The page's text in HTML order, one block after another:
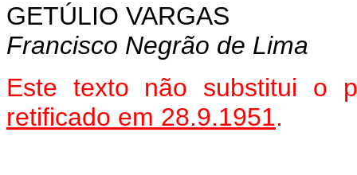
GETÚLIO VARGAS
Francisco Negrão de Lima
Este texto não substitui o
retificado em 28.9.1951.